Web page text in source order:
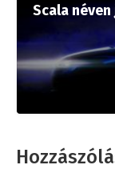
Scala